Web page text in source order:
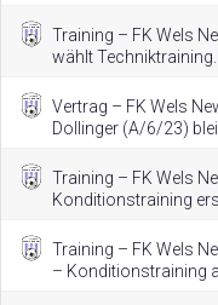
Training – FK Wels
wählt Techniktraining.
Vertrag – FK Wels
Dollinger (A/6/23)
Training – FK Wels
Konditionstraining
Training – FK Wels
– Konditionstraining